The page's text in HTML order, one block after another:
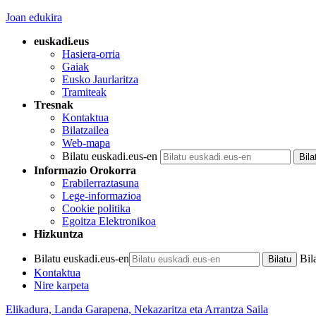
Joan edukira
euskadi.eus
Hasiera-orria
Gaiak
Eusko Jaurlaritza
Tramiteak
Tresnak
Kontaktua
Bilatzailea
Web-mapa
Bilatu euskadi.eus-en
Informazio Orokorra
Erabilerraztasuna
Lege-informazioa
Cookie politika
Egoitza Elektronikoa
Hizkuntza
Bilatu euskadi.eus-en
Kontaktua
Nire karpeta
Elikadura, Landa Garapena, Nekazaritza eta Arrantza Saila